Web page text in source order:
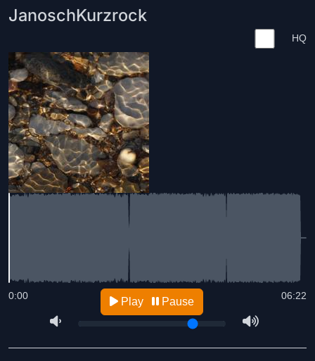
JanoschKurzrock
HQ
06:22
0:00 Play Pause